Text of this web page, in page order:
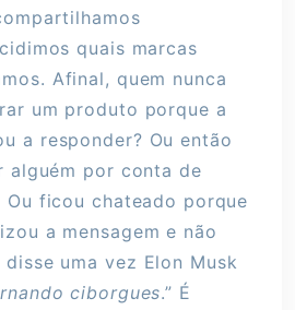
quais marcas
Afinal, quem nunca
um produto porque a
a responder? Ou então
alguém por conta de
Ou ficou chateado porque
a mensagem e não
uma vez Elon Musk
ciborgues.” É